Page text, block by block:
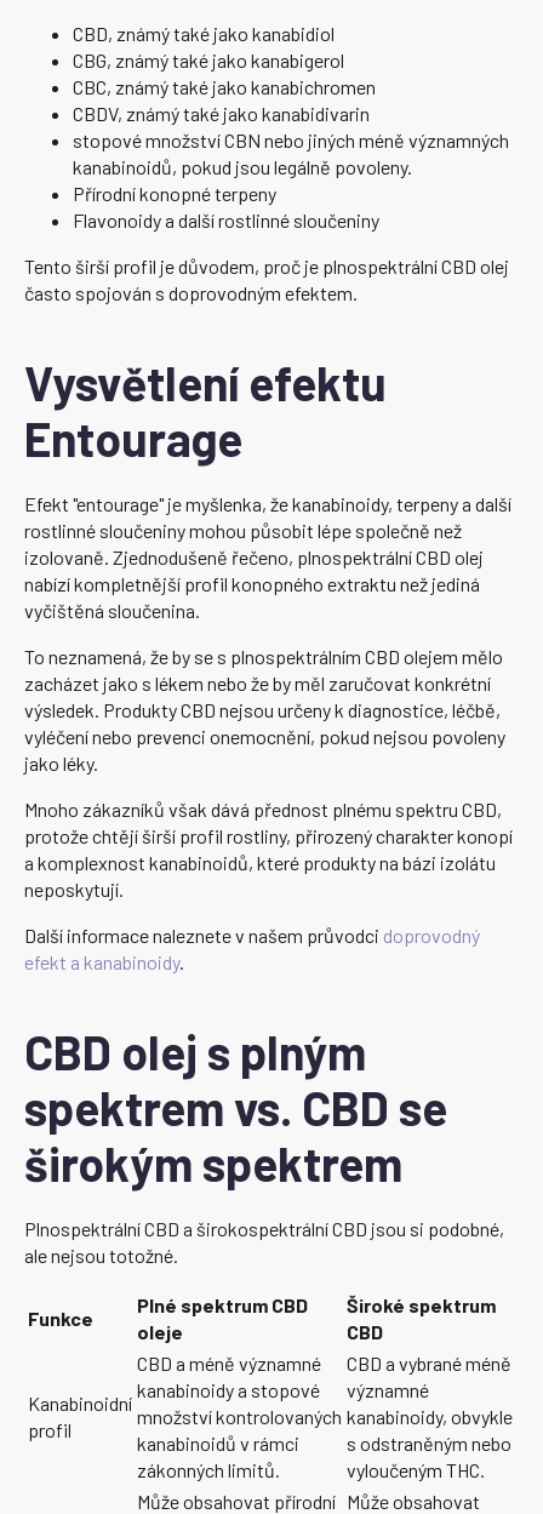
CBD, známý také jako kanabidiol
CBG, známý také jako kanabigerol
CBC, známý také jako kanabichromen
CBDV, známý také jako kanabidivarin
stopové množství CBN nebo jiných méně významných
kanabinoidů, pokud jsou legálně povoleny.
Přírodní konopné terpeny
Flavonoidy a další rostlinné sloučeniny
Tento širší profil je důvodem, proč je plnospektrální CBD olej
často spojován s doprovodným efektem.
Vysvětlení efektu
Entourage
Efekt "entourage" je myšlenka, že kanabinoidy, terpeny a další
rostlinné sloučeniny mohou působit lépe společně než
izolovaně. Zjednodušeně řečeno, plnospektrální CBD olej
nabízí kompletnější profil konopného extraktu než jediná
vyčištěná sloučenina.
To neznamená, že by se s plnospektrálním CBD olejem mělo
zacházet jako s lékem nebo že by měl zaručovat konkrétní
výsledek. Produkty CBD nejsou určeny k diagnostice, léčbě,
vyléčení nebo prevenci onemocnění, pokud nejsou povoleny
jako léky.
Mnoho zákazníků však dává přednost plnému spektru CBD,
protože chtějí širší profil rostliny, přirozený charakter konopí
a komplexnost kanabinoidů, které produkty na bázi izolátu
neposkytují.
Další informace naleznete v našem průvodci doprovodný
efekt a kanabinoidy.
CBD olej s plným
spektrem vs. CBD se
širokým spektrem
Plnospektrální CBD a širokospektrální CBD jsou si podobné,
ale nejsou totožné.
Funkce
Plné spektrum CBD
oleje
Široké spektrum
CBD
Kanabinoidní
profil
CBD a méně významné
kanabinoidy a stopové
množství kontrolovaných
kanabinoidů v rámci
zákonných limitů.
CBD a vybrané méně
významné
kanabinoidy, obvykle
s odstraněným nebo
vyloučeným THC.
Může obsahovat přírodní Může obsahovat